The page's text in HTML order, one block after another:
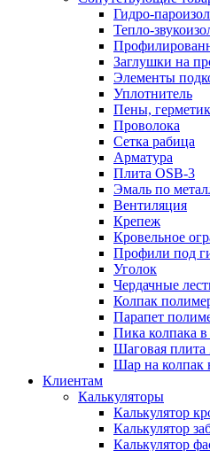
Гидро-
Тепло-
Заглушки на
Элементы
Уплотнитель
Пены,
Проволока
Сетка рабица
Арматура
Плита OSB-3
Эмаль по
Вентиляция
Крепеж
Кровельное
Профили под
Уголок
Чердачные
Колпак
Парапет
Пика колпака
Шаговая
Шар на колпак
Клиентам
Калькуляторы
Калькулятор
Калькулятор
Калькулятор